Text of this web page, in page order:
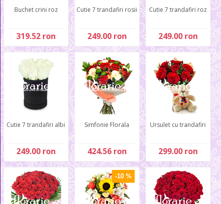
Buchet crini roz
319.52 ron
Cutie 7 trandafiri rosii
249.00 ron
Cutie 7 trandafiri roz
249.00 ron
Cutie 7 trandafiri albi
249.00 ron
Simfonie Florala
424.56 ron
Ursulet cu trandafiri
299.00 ron
-10 %